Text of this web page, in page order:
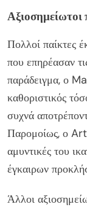
Αξιοσημείωτοι
Πολλοί παίκτες
που επηρέασαν
παράδειγμα, ο
καθοριστικός
συχνά
Παρομοίως, ο
αμυντικές του
έγκαιρων
Άλλοι